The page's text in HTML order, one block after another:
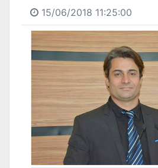
15/06/2018 11:25:00